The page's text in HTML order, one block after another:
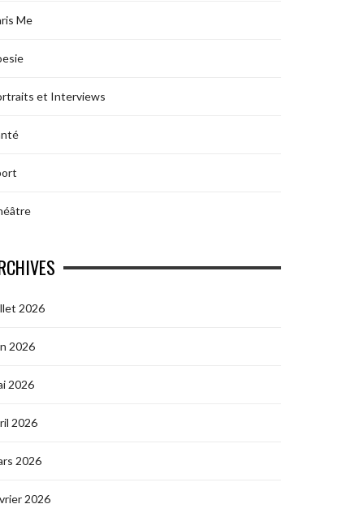
Me
et Interviews
2026
2026
2026
2026
2026
2026